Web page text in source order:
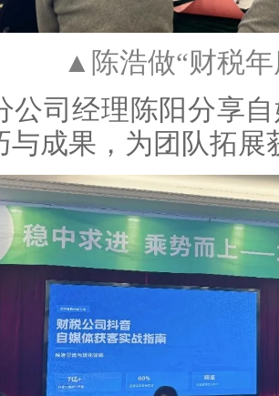
▲陈浩做“财税
司经理陈阳分享自
与成果，为团队拓展